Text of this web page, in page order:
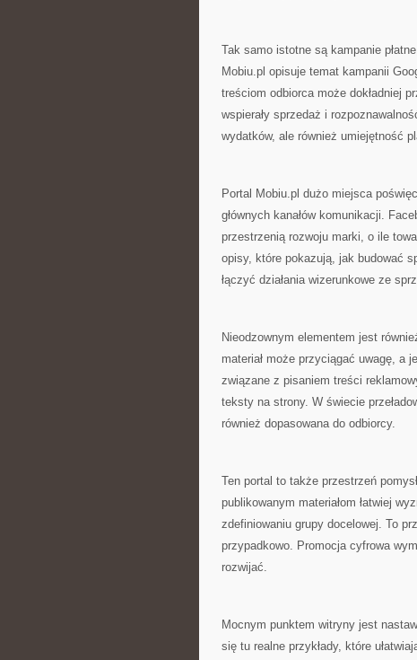
Tak samo istotne są kampanie
Mobiu.pl opisuje temat kampanii
treściom odbiorca może dokładniej
wspierały sprzedaż i
wydatków, ale również umiejętność
Portal Mobiu.pl dużo miejsca
głównych kanałów komunikacji.
przestrzenią rozwoju marki, o ile
opisy, które pokazują, jak budować
łączyć działania wizerunkowe ze
Nieodzownym elementem jest
materiał może przyciągać uwagę, a
związane z pisaniem treści
teksty na strony. W świecie
również dopasowana do odbiorcy.
Ten portal to także przestrzeń
publikowanym materiałom łatwiej
zdefiniowaniu grupy docelowej. To
przypadkowo. Promocja cyfrowa
rozwijać.
Mocnym punktem witryny jest
się tu realne przykłady, które